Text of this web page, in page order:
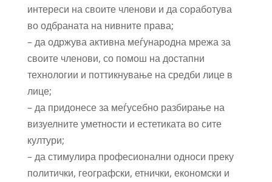
интереси на своите членови и да соработува
во одбраната на нивните права;
– да одржува активна меѓународна мрежа за
своите членови, со помош на достапни
технологии и поттикнување на средби лице в
лице;
– да придонесе за меѓусебно разбирање на
визуелните уметности и естетиката во сите
култури;
– да стимулира професионални односи преку
политички, географски, етнички, економски и